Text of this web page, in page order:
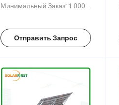
Минимальный Заказ: 1 000 W
Отправить Запрос